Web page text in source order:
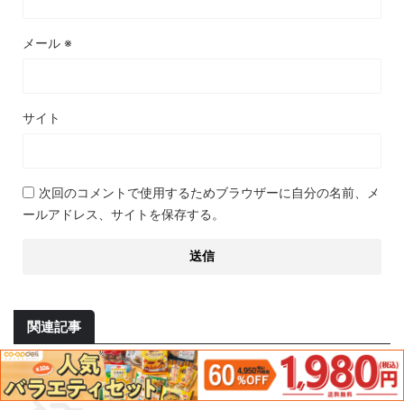
メール ※
サイト
次回のコメントで使用するためブラウザーに自分の名前、メ
ールアドレス、サイトを保存する。
関連記事
市川市のコープデリ